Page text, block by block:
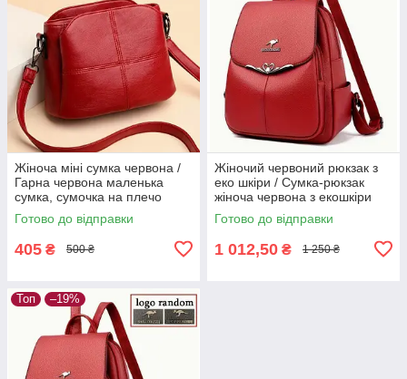
Жіноча міні сумка червона /
Гарна червона маленька
сумка, сумочка на плечо
клатч для дівчини, жінки
червоний
Готово до відправки
405 ₴ 500 ₴
Жіночий червоний рюкзак з
еко шкіри / Сумка-рюкзак
жіноча червона з екошкіри
Готово до відправки
1 012,50 ₴ 1 250 ₴
Топ –19%